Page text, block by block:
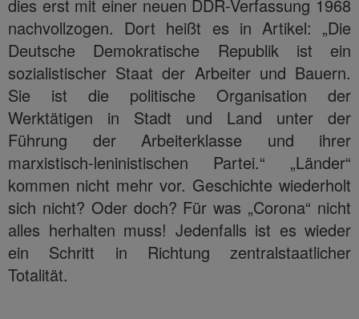
dies erst mit einer neuen DDR-Verfassung 1968
nachvollzogen. Dort heißt es in Artikel: „Die
Deutsche Demokratische Republik ist ein
sozialistischer Staat der Arbeiter und Bauern.
Sie ist die politische Organisation der
Werktätigen in Stadt und Land unter der
Führung der Arbeiterklasse und ihrer
marxistisch-leninistischen Partei.“ „Länder“
kommen nicht mehr vor. Geschichte wiederholt
sich nicht? Oder doch? Für was „Corona“ nicht
alles herhalten muss! Jedenfalls ist es wieder
ein Schritt in Richtung zentralstaatlicher
Totalität.